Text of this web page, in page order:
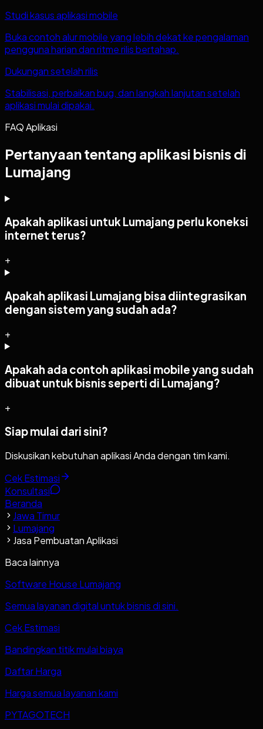
Studi kasus aplikasi mobile
Buka contoh alur mobile yang lebih dekat ke pengalaman
pengguna harian dan ritme rilis bertahap.
Dukungan setelah rilis
Stabilisasi, perbaikan bug, dan langkah lanjutan setelah
aplikasi mulai dipakai.
FAQ Aplikasi
Pertanyaan tentang aplikasi bisnis di
Lumajang
Apakah aplikasi untuk Lumajang perlu koneksi
internet terus?
+
Apakah aplikasi Lumajang bisa diintegrasikan
dengan sistem yang sudah ada?
+
Apakah ada contoh aplikasi mobile yang sudah
dibuat untuk bisnis seperti di Lumajang?
+
Siap mulai dari sini?
Diskusikan kebutuhan aplikasi Anda dengan tim kami.
Cek Estimasi
Konsultasi
Beranda
Jawa Timur
Lumajang
Jasa Pembuatan Aplikasi
Baca lainnya
Software House Lumajang
Semua layanan digital untuk bisnis di sini.
Cek Estimasi
Bandingkan titik mulai biaya
Daftar Harga
Harga semua layanan kami
PYTAGOTECH